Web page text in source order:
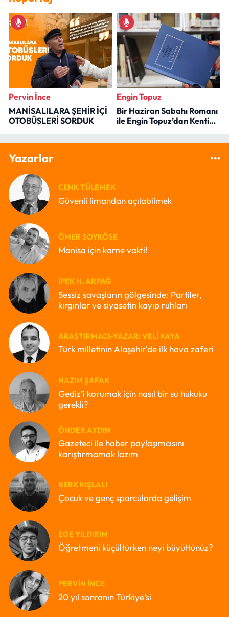
Pervin İnce
MANİSALILARA ŞEHİR İÇİ
OTOBÜSLERİ SORDUK
Engin Topuz
Bir Haziran Sabahı Romanı
ile Engin Topuz’dan Kenti
Yazarlar
CENK TÜLEMEK
Güvenli limandan açılabilmek
ÖMER SOYKÖSE
Manisa için karne vakti!
İPEK H. ARPAĞ
Sessiz savaşların gölgesinde: Partiler,
kırgınlar ve siyasetin kayıp ruhları
ARAŞTIRMACI-YAZAR: VELI KAYA
Türk milletinin Alaşehir'de ilk hava zaferi
NAZIM ŞAFAK
Gediz’i korumak için nasıl bir su hukuku
gerekli?
ÖNDER AYDIN
Gazeteci ile haber paylaşımcısını
karıştırmamak lazım
BERK KIŞLALI
Çocuk ve genç sporcularda gelişim
EGE YILDIRIM
Öğretmeni küçültürken neyi büyüttünüz?
PERVIN İNCE
20 yıl sonranın Türkiye’si